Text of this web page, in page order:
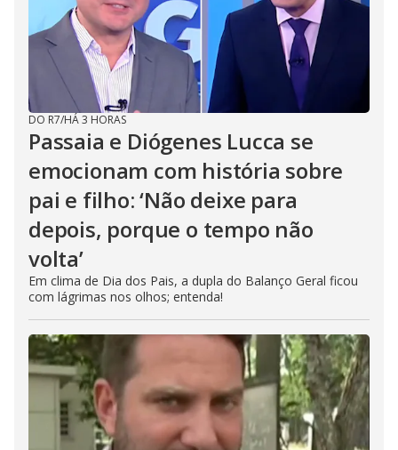
DO R7/HÁ 3 HORAS
Passaia e Diógenes Lucca se
emocionam com história sobre
pai e filho: ‘Não deixe para
depois, porque o tempo não
volta’
Em clima de Dia dos Pais, a dupla do Balanço Geral ficou
com lágrimas nos olhos; entenda!